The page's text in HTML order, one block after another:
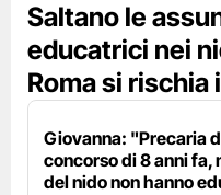
Saltano le
educatrici nei
Roma si rischia
Giovanna: "Precaria
concorso di 8 anni fa,
del nido non hanno